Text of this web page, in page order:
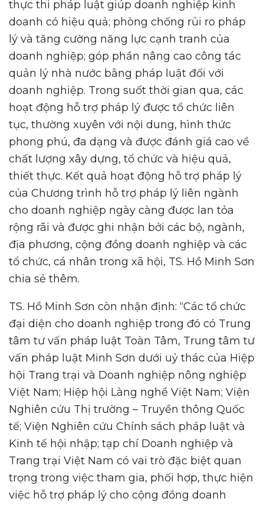
thực thi pháp luật giúp doanh nghiệp kinh
doanh có hiệu quả; phòng chống rủi ro pháp
lý và tăng cường năng lực cạnh tranh của
doanh nghiệp; góp phần nâng cao công tác
quản lý nhà nước bằng pháp luật đối với
doanh nghiệp. Trong suốt thời gian qua, các
hoạt động hỗ trợ pháp lý được tổ chức liên
tục, thường xuyên với nội dung, hình thức
phong phú, đa dạng và được đánh giá cao về
chất lượng xây dựng, tổ chức và hiệu quả,
thiết thực. Kết quả hoạt động hỗ trợ pháp lý
của Chương trình hỗ trợ pháp lý liên ngành
cho doanh nghiệp ngày càng được lan tỏa
rộng rãi và được ghi nhận bởi các bộ, ngành,
địa phương, cộng đồng doanh nghiệp và các
tổ chức, cá nhân trong xã hội, TS. Hồ Minh Sơn
chia sẻ thêm.
TS. Hồ Minh Sơn còn nhận định: “Các tổ chức
đại diện cho doanh nghiệp trong đó có Trung
tâm tư vấn pháp luật Toàn Tâm, Trung tâm tư
vấn pháp luật Minh Sơn dưới uỷ thác của Hiệp
hội Trang trại và Doanh nghiệp nông nghiệp
Việt Nam; Hiệp hội Làng nghề Việt Nam; Viện
Nghiên cứu Thị trường – Truyền thông Quốc
tế; Viện Nghiên cứu Chính sách pháp luật và
Kinh tế hội nhập; tạp chí Doanh nghiệp và
Trang trại Việt Nam có vai trò đặc biệt quan
trọng trong việc tham gia, phối hợp, thực hiện
việc hỗ trợ pháp lý cho cộng đồng doanh